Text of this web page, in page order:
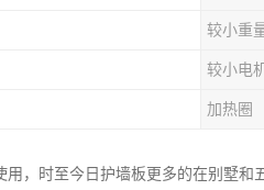
较小重
较小电
加热圈
，时至今日护墙板更多的在别墅